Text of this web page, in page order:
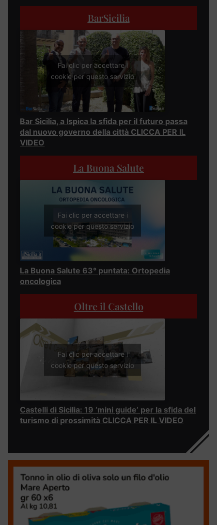
BarSicilia
Fai clic per accettare i
cookie per questo servizio
Bar Sicilia, a Ispica la sfida per il futuro passa
dal nuovo governo della città CLICCA PER IL
VIDEO
La Buona Salute
Fai clic per accettare i
cookie per questo servizio
La Buona Salute 63° puntata: Ortopedia
oncologica
Oltre il Castello
Fai clic per accettare i
cookie per questo servizio
Castelli di Sicilia: 19 ‘mini guide’ per la sfida del
turismo di prossimità CLICCA PER IL VIDEO